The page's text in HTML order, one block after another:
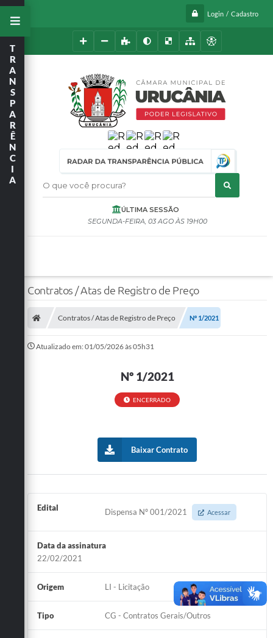
Login / Cadastro
O que você procura?
ÚLTIMA SESSÃO
SEGUNDA-FEIRA 03 AGO 19H00
T
R
A
N
S
P
A
R
Ê
N
C
I
A
Contratos / Atas de Registro de Preço
Contratos / Atas de Registro de Preço Nº 1/2021
Atualizado em: 01/05/2026 às 05h31
Nº 1/2021
ENCERRADO
Baixar Contrato
Edital Dispensa Nº 001/2021 Acessar
Data da assinatura
22/02/2021
Origem LI - Licitação
Tipo CG - Contratos Gerais/Outros